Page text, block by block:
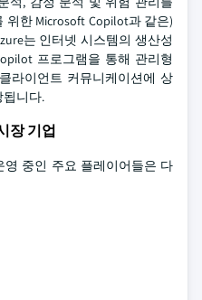
위한 Microsoft Copilot과 같은)
는 인터넷 시스템의 생산성
프로그램을 통해 관리형
라이언트 커뮤니케이션에 상
됩니다.
장 기업
중인 주요 플레이어들은 다